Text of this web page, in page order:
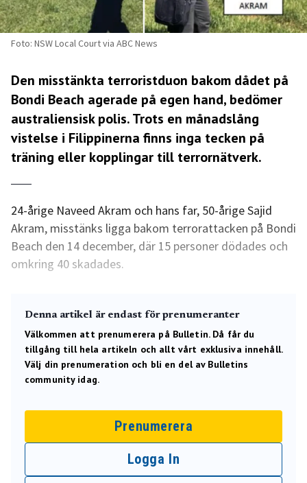
Foto: NSW Local Court via ABC News
Den misstänkta terroristduon bakom dådet på
Bondi Beach agerade på egen hand, bedömer
australiensisk polis. Trots en månadslång
vistelse i Filippinerna finns inga tecken på
träning eller kopplingar till terrornätverk.
24-årige Naveed Akram och hans far, 50-årige Sajid
Akram, misstänks ligga bakom terrorattacken på Bondi
Beach den 14 december, där 15 personer dödades och
omkring 40 skadades.
Denna artikel är endast för prenumeranter
Välkommen att prenumerera på Bulletin. Då får du
tillgång till hela artikeln och allt vårt exklusiva innehåll.
Välj din prenumeration och bli en del av Bulletins
community idag.
Prenumerera
Logga In